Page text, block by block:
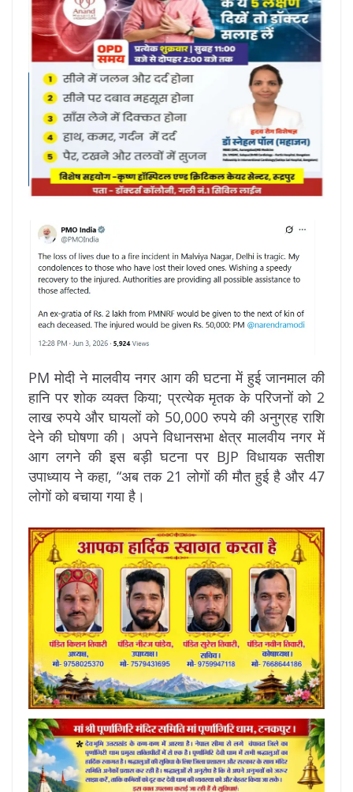
PM मोदी ने मालवीय नगर आग की घटना में हुई जानमाल की
हानि पर शोक व्यक्त किया; प्रत्येक मृतक के परिजनों को 2
लाख रुपये और घायलों को 50,000 रुपये की अनुग्रह राशि
देने की घोषणा की। अपने विधानसभा क्षेत्र मालवीय नगर में
आग लगने की इस बड़ी घटना पर BJP विधायक सतीश
उपाध्याय ने कहा, “अब तक 21 लोगों की मौत हुई है और 47
लोगों को बचाया गया है।